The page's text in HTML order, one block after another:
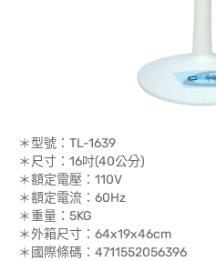
＊型號：TL-1639
＊尺寸：16吋(40公分)
＊額定電壓：110V
＊額定電流：60Hz
＊重量：5KG
＊外箱尺寸：64x19x46cm
＊國際條碼：4711552056396